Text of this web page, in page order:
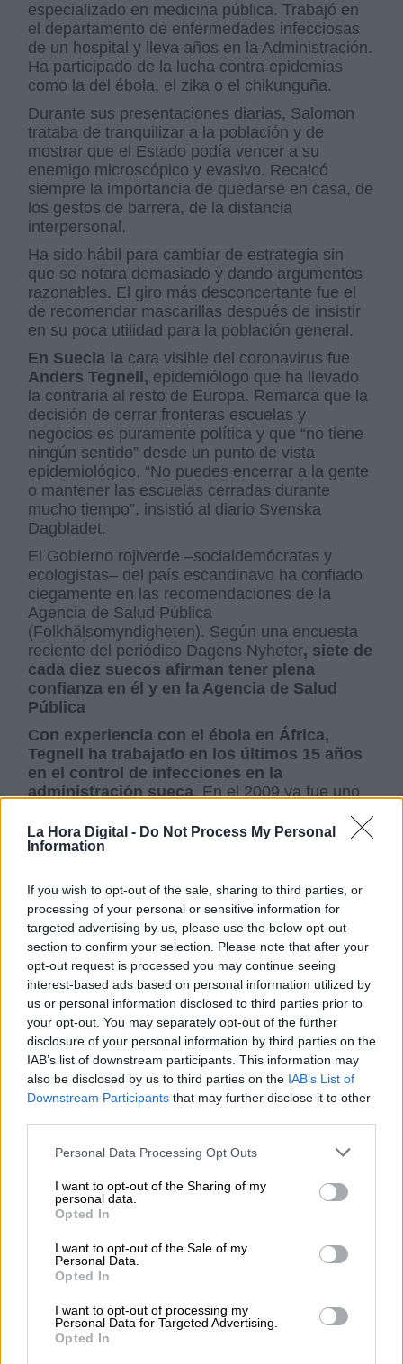
La Hora Digital - Do Not Process My Personal
Information
If you wish to opt-out of the sale, sharing to third parties, or
processing of your personal or sensitive information for
targeted advertising by us, please use the below opt-out
section to confirm your selection. Please note that after your
opt-out request is processed you may continue seeing
interest-based ads based on personal information utilized by
us or personal information disclosed to third parties prior to
your opt-out. You may separately opt-out of the further
disclosure of your personal information by third parties on the
IAB’s list of downstream participants. This information may
also be disclosed by us to third parties on the IAB’s List of
Downstream Participants that may further disclose it to other
Personal Data Processing Opt Outs
I want to opt-out of the Sharing of my
personal data.
Opted In
I want to opt-out of the Sale of my
Personal Data.
Opted In
I want to opt-out of processing my
Personal Data for Targeted Advertising.
Opted In
especializado en medicina pública. Trabajó en
el departamento de enfermedades infecciosas
de un hospital y lleva años en la Administración.
Ha participado de la lucha contra epidemias
como la del ébola, el zika o el chikunguña.
Durante sus presentaciones diarias, Salomon
trataba de tranquilizar a la población y de
mostrar que el Estado podía vencer a su
enemigo microscópico y evasivo. Recalcó
siempre la importancia de quedarse en casa, de
los gestos de barrera, de la distancia
interpersonal.
Ha sido hábil para cambiar de estrategia sin
que se notara demasiado y dando argumentos
razonables. El giro más desconcertante fue el
de recomendar mascarillas después de insistir
en su poca utilidad para la población general.
En Suecia la cara visible del coronavirus fue
Anders Tegnell, epidemiólogo que ha llevado
la contraria al resto de Europa. Remarca que la
decisión de cerrar fronteras escuelas y
negocios es puramente política y que “no tiene
ningún sentido” desde un punto de vista
epidemiológico. “No puedes encerrar a la gente
o mantener las escuelas cerradas durante
mucho tiempo”, insistió al diario Svenska
Dagbladet.
El Gobierno rojiverde –socialdemócratas y
ecologistas– del país escandinavo ha confiado
ciegamente en las recomendaciones de la
Agencia de Salud Pública
(Folkhälsomyndigheten). Según una encuesta
reciente del periódico Dagens Nyheter, siete de
cada diez suecos afirman tener plena
confianza en él y en la Agencia de Salud
Pública
Con experiencia con el ébola en África,
Tegnell ha trabajado en los últimos 15 años
en el control de infecciones en la
administración sueca. En el 2009 ya fue uno
(H1N1) y jugó un papel clave en la decisión
sobre un programa de vacunación masiva, que
Hombre de cifras y estadísticas, Tegnell evoca
una absoluta seguridad en si mismo y en su
gestión, algo que algunos consideran que
puede dar una imagen de arrogancia. Pero
últimamente también se le ha escuchado cierta
autocrítica por no haber sido capaz de proteger
a los ancianos en las residencias, duramente
golpeadas por la Covid-19(la mitad de los
muertos en Estocolmo han sido en
residencias). Según Tegnell, este es el
principal motivo de que la mortalidad en Suecia
sea muy superior a la de los países vecinos.
críticas por parte de decenas de científicos
imponer mayores restricciones para frenar la
propagación del virus, pero su apoyo entre la
sociedad ha ido en aumento.
Tegnell ya ha dicho que piensa retirarse
antes de la siguiente nueva epidemia.
control del coronavirus coronavirus Italia
Francia Alemania